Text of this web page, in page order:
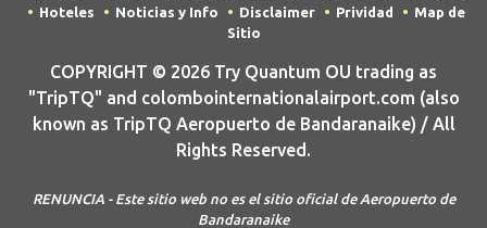
Hoteles
Noticias y Info Disclaimer Prividad
Map de
Sitio
COPYRIGHT © 2026 Try Quantum OU trading as
"TripTQ" and colombointernationalairport.com (also
known as TripTQ Aeropuerto de Bandaranaike) / All
Rights Reserved.
RENUNCIA - Este sitio web no es el sitio oficial de Aeropuerto de
Bandaranaike